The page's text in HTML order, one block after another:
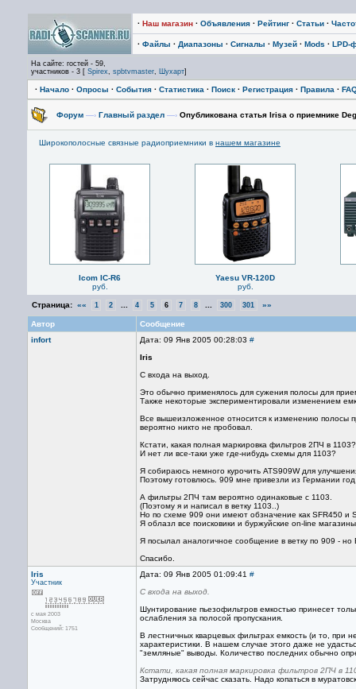
· Наш магазин · Объявления · Рейтинг · Статьи ·
· Файлы · Диапазоны · Сигналы · Музей · Mods · LPD-
На сайте: гостей - 59,
участников - 3 [ Spirex, spbtvmaster, Шухарт]
· Начало · Опросы · События · Статистика · Поиск · Регистрация · Правила ·
Форум —› Главный раздел —› Опубликована статья Irisa о приемнике
Широкополосные связные радиоприемники в нашем магазине
Icom IC-R6
руб.
Yaesu VR-120D
руб.
Страница: «« 1 2 4 5 6 7 8 300 301 »»
Автор
Сообщение
infort
Дата: 09 Янв 2005 00:28:03 #
Iris
С входа на выход.
Это обычно применялось для сужения полосы для
Также некоторые экспериментировали изменением
Все вышеизложенное относится к изменению полосы
вероятно никто не пробовал.
Кстати, какая полная маркировка фильтров 2ПЧ в 1103?
И нет ли все-таки уже где-нибудь схемы для 1103?
Я собираюсь немного курочить ATS909W для
Поэтому готовлюсь. 909 мне привезли из Германии
А фильтры 2ПЧ там вероятно одинаковые с 1103.
(Поэтому я и написал в ветку 1103..)
Но по схеме 909 они имеют обзначение как SFR450 и
Я облазл все поисковики и буржуйские on-line
Я посылал аналогичное сообщение в ветку по 909 -
Спасибо.
Iris
Участник
с мая 2003
Москва
Сообщений: 1751
Дата: 09 Янв 2005 01:09:41 #
С входа на выход.
Шунтирование пьезофильтров емкостью принесет
ослабления за полосой пропускания.
В лестничных кварцевых фильтрах емкость (и то, при
характеристики. В нашем случае этого даже не
"земляные" выводы. Количество последних обычно
Кстати, какая полная маркировка фильтров 2ПЧ в
Затрудняюсь сейчас сказать. Надо копаться в